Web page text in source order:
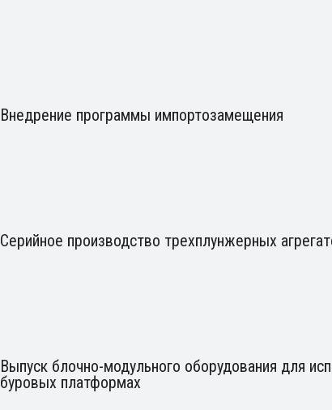
Внедрение программы импортозамещения
Серийное производство трехплунжерных
Выпуск блочно-модульного оборудования для
буровых платформах